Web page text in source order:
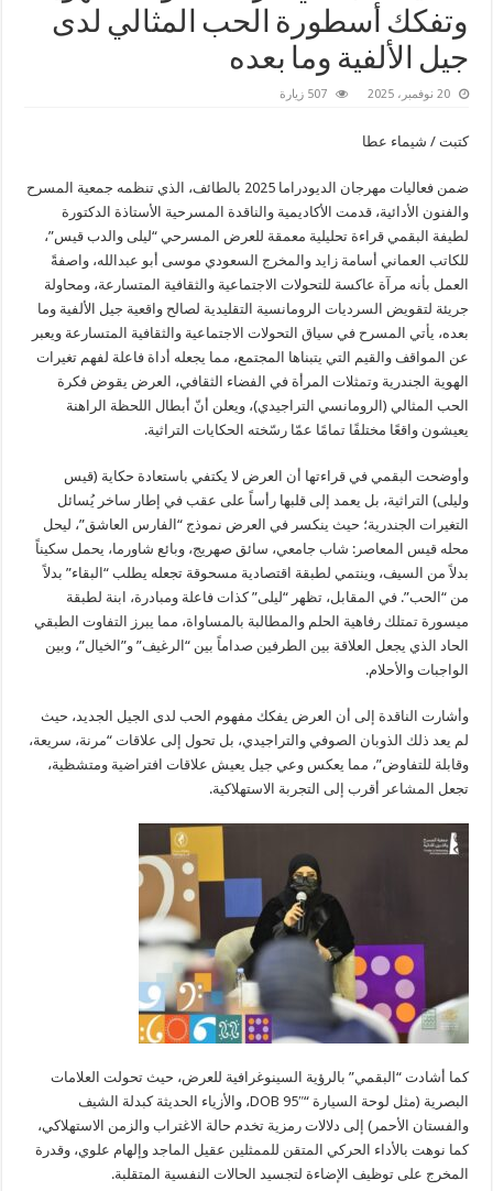
وتفكك أسطورة الحب المثالي لدى
جيل الألفية وما بعده
20 نوفمبر، 2025 507 زيارة
كتبت / شيماء عطا
ضمن فعاليات مهرجان الديودراما 2025 بالطائف، الذي تنظمه جمعية المسرح
والفنون الأدائية، قدمت الأكاديمية والناقدة المسرحية الأستاذة الدكتورة
لطيفة البقمي قراءة تحليلية معمقة للعرض المسرحي “ليلى والدب قيس”،
للكاتب العماني أسامة زايد والمخرج السعودي موسى أبو عبدالله، واصفةً
العمل بأنه مرآة عاكسة للتحولات الاجتماعية والثقافية المتسارعة، ومحاولة
جريئة لتقويض السرديات الرومانسية التقليدية لصالح واقعية جيل الألفية وما
بعده، يأتي المسرح في سياق التحولات الاجتماعية والثقافية المتسارعة ويعبر
عن المواقف والقيم التي يتبناها المجتمع، مما يجعله أداة فاعلة لفهم تغيرات
الهوية الجندرية وتمثلات المرأة في الفضاء الثقافي، العرض يقوض فكرة
الحب المثالي (الرومانسي التراجيدي)، ويعلن أنّ أبطال اللحظة الراهنة
يعيشون واقعًا مختلفًا تمامًا عمّا رسّخته الحكايات التراثية.
وأوضحت البقمي في قراءتها أن العرض لا يكتفي باستعادة حكاية (قيس
وليلى) التراثية، بل يعمد إلى قلبها رأساً على عقب في إطار ساخر يُسائل
التغيرات الجندرية؛ حيث ينكسر في العرض نموذج “الفارس العاشق”، ليحل
محله قيس المعاصر: شاب جامعي، سائق صهريج، وبائع شاورما، يحمل سكيناً
بدلاً من السيف، وينتمي لطبقة اقتصادية مسحوقة تجعله يطلب “البقاء” بدلاً
من “الحب”. في المقابل، تظهر “ليلى” كذات فاعلة ومبادرة، ابنة لطبقة
ميسورة تمتلك رفاهية الحلم والمطالبة بالمساواة، مما يبرز التفاوت الطبقي
الحاد الذي يجعل العلاقة بين الطرفين صداماً بين “الرغيف” و”الخيال”، وبين
الواجبات والأحلام.
وأشارت الناقدة إلى أن العرض يفكك مفهوم الحب لدى الجيل الجديد، حيث
لم يعد ذلك الذوبان الصوفي والتراجيدي، بل تحول إلى علاقات “مرنة، سريعة،
وقابلة للتفاوض”، مما يعكس وعي جيل يعيش علاقات افتراضية ومتشظية،
تجعل المشاعر أقرب إلى التجربة الاستهلاكية.
كما أشادت “البقمي” بالرؤية السينوغرافية للعرض، حيث تحولت العلامات
البصرية (مثل لوحة السيارة “DOB 95″، والأزياء الحديثة كبدلة الشيف
والفستان الأحمر) إلى دلالات رمزية تخدم حالة الاغتراب والزمن الاستهلاكي،
كما نوهت بالأداء الحركي المتقن للممثلين عقيل الماجد وإلهام علوي، وقدرة
المخرج على توظيف الإضاءة لتجسيد الحالات النفسية المتقلبة.